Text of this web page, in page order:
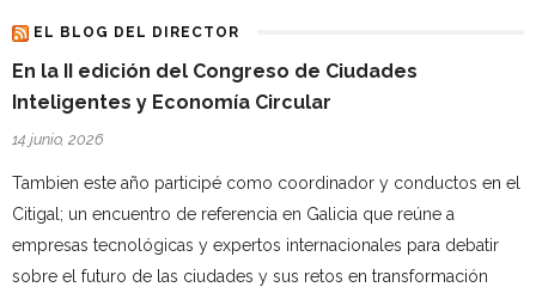
EL BLOG DEL DIRECTOR
En la II edición del Congreso de Ciudades
Inteligentes y Economía Circular
14 junio, 2026
Tambien este año participé como coordinador y conductos en el
Citigal; un encuentro de referencia en Galicia que reúne a
empresas tecnológicas y expertos internacionales para debatir
sobre el futuro de las ciudades y sus retos en transformación